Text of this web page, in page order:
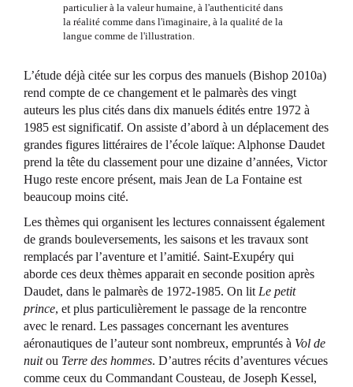
particulier à la valeur humaine, à l'authenticité dans
la réalité comme dans l'imaginaire, à la qualité de la
langue comme de l'illustration.
L’étude déjà citée sur les corpus des manuels (Bishop 2010a)
rend compte de ce changement et le palmarès des vingt
auteurs les plus cités dans dix manuels édités entre 1972 à
1985 est significatif. On assiste d’abord à un déplacement des
grandes figures littéraires de l’école laïque: Alphonse Daudet
prend la tête du classement pour une dizaine d’années, Victor
Hugo reste encore présent, mais Jean de La Fontaine est
beaucoup moins cité.
Les thèmes qui organisent les lectures connaissent également
de grands bouleversements, les saisons et les travaux sont
remplacés par l’aventure et l’amitié. Saint-Exupéry qui
aborde ces deux thèmes apparait en seconde position après
Daudet, dans le palmarès de 1972-1985. On lit Le petit
prince, et plus particulièrement le passage de la rencontre
avec le renard. Les passages concernant les aventures
aéronautiques de l’auteur sont nombreux, empruntés à Vol de
nuitou Terre des hommes. D’autres récits d’aventures vécues
comme ceux du Commandant Cousteau, de Joseph Kessel,